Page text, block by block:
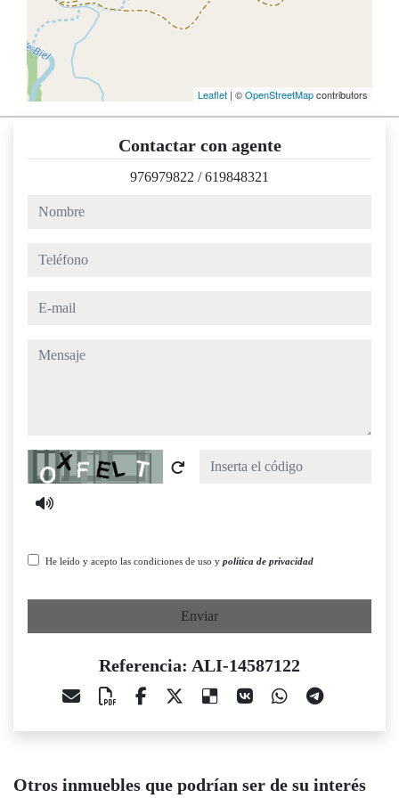
Leaflet | ©OpenStreetMapcontributors
Contactar con agente
976979822 /619848321
nombre
teléfono
e-mail
mensaje
Captcha
He leído y acepto las condiciones de uso y política de privacidad
Enviar
Referencia: ALI-14587122
Otros inmuebles que podrían ser de su interés